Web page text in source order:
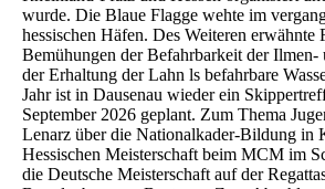
wurde. Die Blaue Flagge wehte im
hessischen Häfen. Des Weiteren erwähnte
Bemühungen der Befahrbarkeit der Ilmen-
der Erhaltung der Lahn ls befahrbare
Jahr ist in Dausenau wieder ein
September 2026 geplant. Zum Thema
Lenarz über die Nationalkader-Bildung in
Hessischen Meisterschaft beim MCM im
die Deutsche Meisterschaft auf der